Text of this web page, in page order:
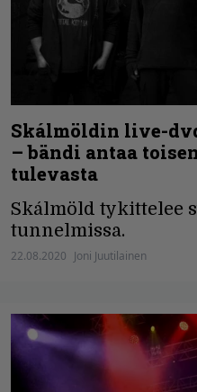
Skálmöldin live-
– bändi antaa
tulevasta
Skálmöld tykittelee
tunnelmissa.
22.08.2020 Joni Juutilainen